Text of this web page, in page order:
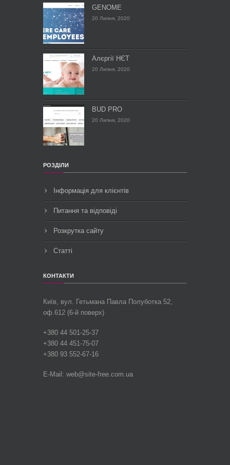
GENOME
20 Липня, 2020
Алєргії НЄТ
20 Липня, 2020
BUD PRO
20 Липня, 2020
РОЗДІЛИ
Інформація для клієнтів
Питання та відповіді
Розкрутка сайту
Статті
КОНТАКТИ
Київ, вул. Гетьмана Павла Полуботка 52,
оф.612 (6-й поверх)
+380 44 501-25-37
+380 44 451-75-07
+380 93 552-67-16
E-Mail: web@site-free.com.ua